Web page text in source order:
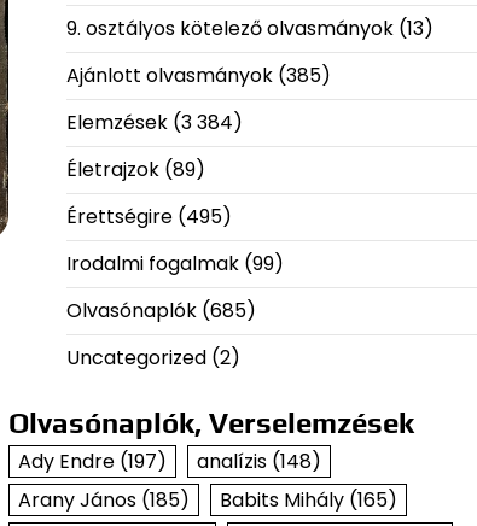
9. osztályos kötelező olvasmányok(13)
Ajánlott olvasmányok(385)
Elemzések(3 384)
Életrajzok(89)
Érettségire(495)
Irodalmi fogalmak(99)
Olvasónaplók(685)
Uncategorized(2)
Olvasónaplók, Verselemzések
Ady Endre(197) analízis(148)
Arany János(185) Babits Mihály(165)